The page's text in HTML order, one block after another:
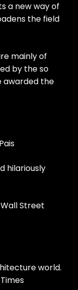
a new way of
the field
mainly of
by the so
awarded the
hilariously
Street
world.